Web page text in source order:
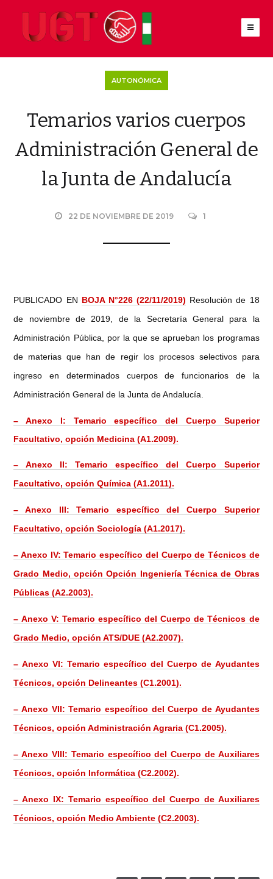
AUTONÓMICA
Temarios varios cuerpos
Administración General de
la Junta de Andalucía
22 DE NOVIEMBRE DE 2019 1
PUBLICADO EN BOJA N°226 (22/11/2019) Resolución de 18
de noviembre de 2019, de la Secretaría General para la
Administración Pública, por la que se aprueban los programas
de materias que han de regir los procesos selectivos para
ingreso en determinados cuerpos de funcionarios de la
Administración General de la Junta de Andalucía.
– Anexo I: Temario específico del Cuerpo Superior
Facultativo, opción Medicina (A1.2009).
– Anexo II: Temario específico del Cuerpo Superior
Facultativo, opción Química (A1.2011).
– Anexo III: Temario específico del Cuerpo Superior
Facultativo, opción Sociología (A1.2017).
– Anexo IV: Temario específico del Cuerpo de Técnicos de
Grado Medio, opción Opción Ingeniería Técnica de Obras
Públicas (A2.2003).
– Anexo V: Temario específico del Cuerpo de Técnicos de
Grado Medio, opción ATS/DUE (A2.2007).
– Anexo VI: Temario específico del Cuerpo de Ayudantes
Técnicos, opción Delineantes (C1.2001).
– Anexo VII: Temario específico del Cuerpo de Ayudantes
Técnicos, opción Administración Agraria (C1.2005).
– Anexo VIII: Temario específico del Cuerpo de Auxiliares
Técnicos, opción Informática (C2.2002).
– Anexo IX: Temario específico del Cuerpo de Auxiliares
Técnicos, opción Medio Ambiente (C2.2003).